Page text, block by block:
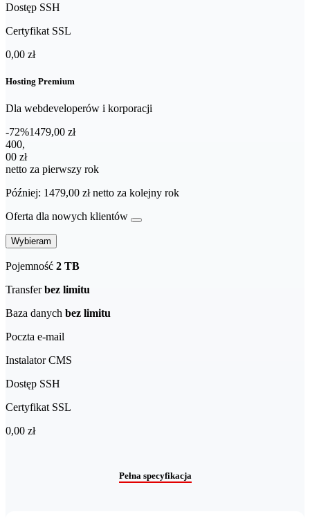
Dostęp SSH
Certyfikat SSL
0,00 zł
Hosting Premium
Dla webdeveloperów i korporacji
-72%1479,00 zł
400,00 zł netto za pierwszy rok
400,
00 zł
netto za pierwszy rok
Później: 1479,00 zł netto za kolejny rok
Oferta dla nowych klientów
Wybieram
Pojemność 2 TB
Transferbez limitu
Baza danych bez limitu
Poczta e-mail
Instalator CMS
Dostęp SSH
Certyfikat SSL
0,00 zł
Pełna specyfikacja